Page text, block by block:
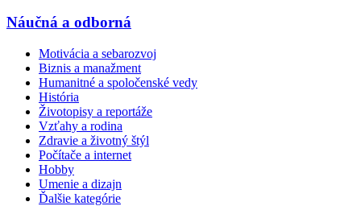
Náučná a odborná
Motivácia a sebarozvoj
Biznis a manažment
Humanitné a spoločenské vedy
História
Životopisy a reportáže
Vzťahy a rodina
Zdravie a životný štýl
Počítače a internet
Hobby
Umenie a dizajn
Ďalšie kategórie